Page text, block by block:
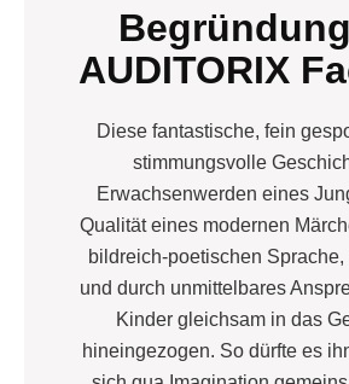
AUDITORIX
Diese fantastische, fein
stimmungsvolle
Erwachsenwerden eines
Qualität eines modernen
bildreich-poetischen Sprache,
und durch unmittelbares
Kinder gleichsam in das
hineingezogen. So dürfte es